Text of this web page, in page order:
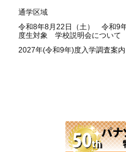
通学区域
令和8年8月22日（土） 令和9
度生対象 学校説明会について
2027年(令和9年)度入学調査案内